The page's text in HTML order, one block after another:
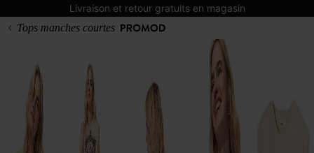
Livraison et retour gratuits en magasin
Tops manches courtes